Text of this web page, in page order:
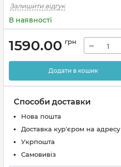
Залишити відгук
В наявності
1590.00 грн −
Додати в кошик
Способи доставки
Нова пошта
Доставка кур'єром на адресу
Укрпошта
Самовивіз